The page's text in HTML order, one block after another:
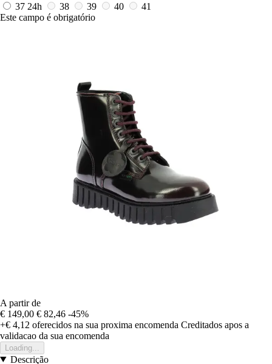
37 24h 38 39 40
41
Este campo é obrigatório
A partir de
€ 149,00 € 82,46 -45%
+€ 4,12 oferecidos na sua proxima encomenda Creditados apos a
validacao da sua encomenda
Loading...
Descrição